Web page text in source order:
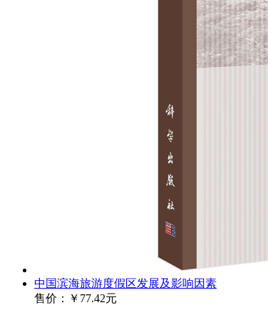
中国滨海旅游度假区发展及影响因素
售价：
￥77.42元